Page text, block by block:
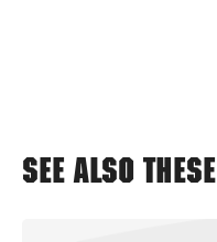
See also these